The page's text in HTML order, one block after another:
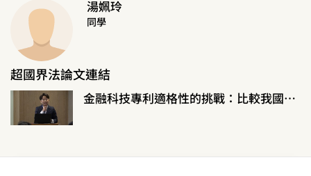
湯姵玲
同學
超國界法論文連結
金融科技專利適格性的挑戰：比較我國、美國及歐洲的專利相關規範